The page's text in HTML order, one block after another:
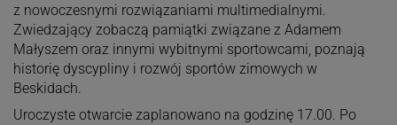
z nowoczesnymi rozwiązaniami multimedialnymi.
Zwiedzający zobaczą pamiątki związane z Adamem
Małyszem oraz innymi wybitnymi sportowcami, poznają
historię dyscypliny i rozwój sportów zimowych w
Beskidach.
Uroczyste otwarcie zaplanowano na godzinę 17.00. Po